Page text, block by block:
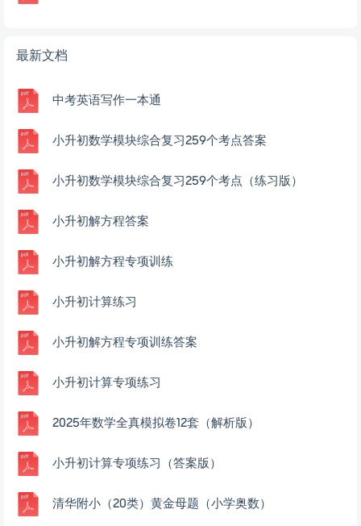
最新文档
中考英语写作一本通
小升初数学模块综合复习259个考点答案
小升初数学模块综合复习259个考点（练习版）
小升初解方程答案
小升初解方程专项训练
小升初计算练习
小升初解方程专项训练答案
小升初计算专项练习
2025年数学全真模拟卷12套（解析版）
小升初计算专项练习（答案版）
清华附小（20类）黄金母题（小学奥数）